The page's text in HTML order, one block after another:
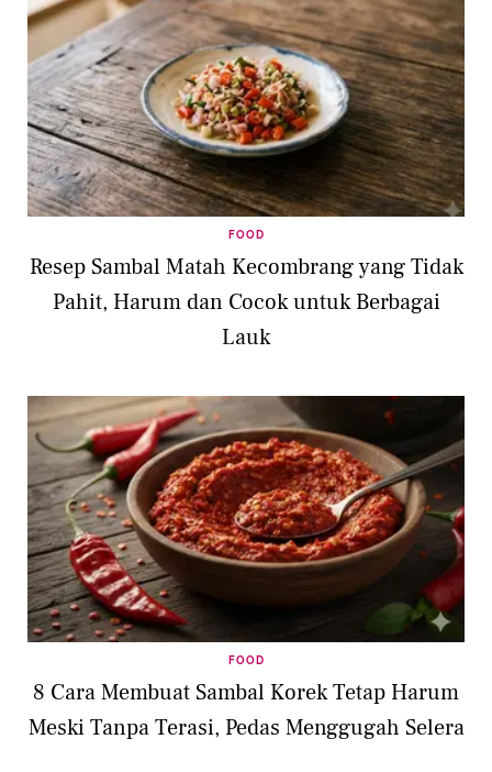
FOOD
Resep Sambal Matah Kecombrang yang Tidak
Pahit, Harum dan Cocok untuk Berbagai
Lauk
FOOD
8 Cara Membuat Sambal Korek Tetap Harum
Meski Tanpa Terasi, Pedas Menggugah Selera